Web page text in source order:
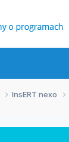
InsERT nexo